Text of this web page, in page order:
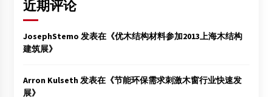
近期评论
JosephStemo 发表在《优木结构材料参加2013上海木结构
建筑展》
Arron Kulseth发表在《节能环保需求刺激木窗行业快速发
展》